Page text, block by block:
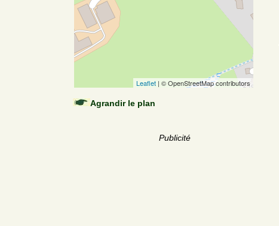
Leaflet | © OpenStreetMap contributors
Agrandir le plan
Publicité